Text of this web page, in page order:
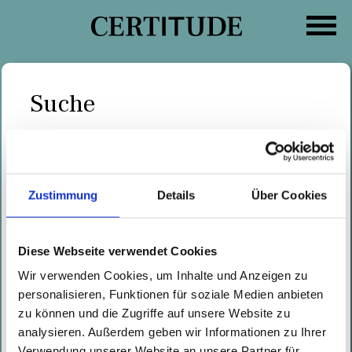
Zustimmung Details Über Cookies
Diese Webseite verwendet Cookies
Wir verwenden Cookies, um Inhalte und Anzeigen zu
personalisieren, Funktionen für soziale Medien anbieten
zu können und die Zugriffe auf unsere Website zu
analysieren. Außerdem geben wir Informationen zu Ihrer
Suche
Studie gemeinsam mit dem BSI: IT-
Sicherheit von smarten
Heizkörperthermostaten
10.12.2024
Certitude führte im Auftrag des
Bundesministerium für Sicherheit